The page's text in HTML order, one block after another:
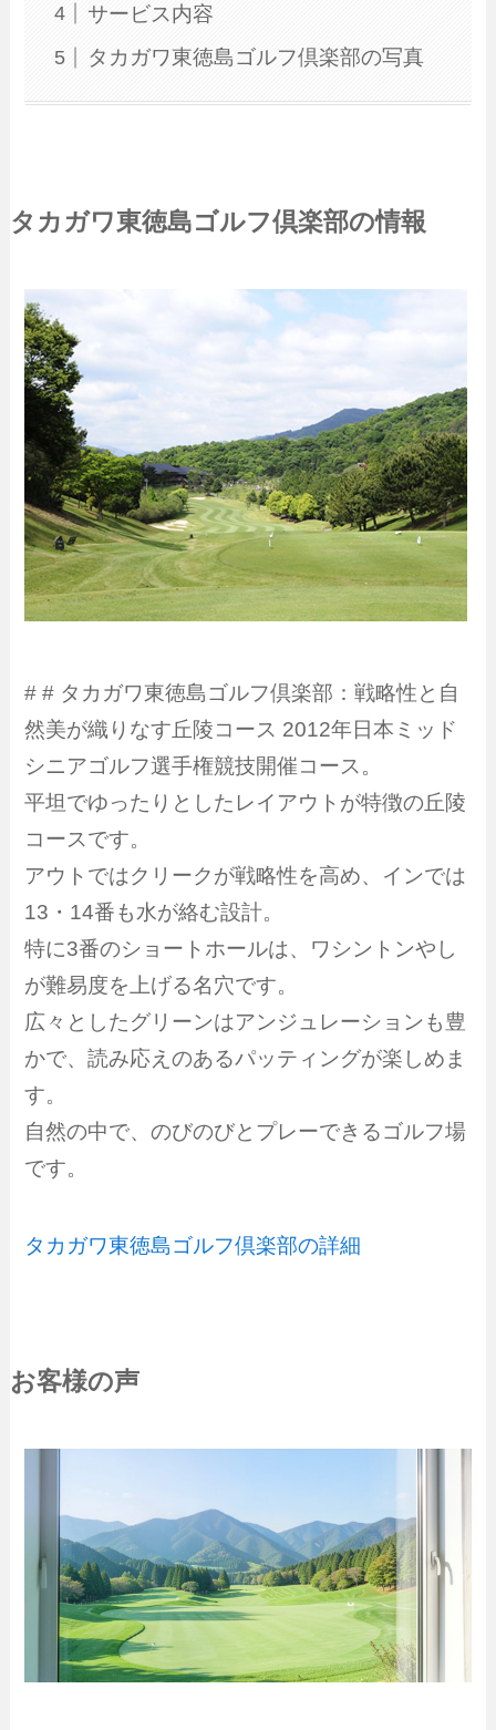
サービス内容
タカガワ東徳島ゴルフ倶楽部の写真
タカガワ東徳島ゴルフ倶楽部の情報
# # タカガワ東徳島ゴルフ倶楽部：戦略性と自
然美が織りなす丘陵コース 2012年日本ミッド
シニアゴルフ選手権競技開催コース。
平坦でゆったりとしたレイアウトが特徴の丘陵
コースです。
アウトではクリークが戦略性を高め、インでは
13・14番も水が絡む設計。
特に3番のショートホールは、ワシントンやし
が難易度を上げる名穴です。
広々としたグリーンはアンジュレーションも豊
かで、読み応えのあるパッティングが楽しめま
す。
自然の中で、のびのびとプレーできるゴルフ場
です。
タカガワ東徳島ゴルフ倶楽部の詳細
お客様の声